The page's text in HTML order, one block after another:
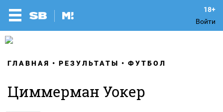
Войти
ГЛАВНАЯ РЕЗУЛЬТАТЫ ФУТБОЛ
Циммерман Уокер